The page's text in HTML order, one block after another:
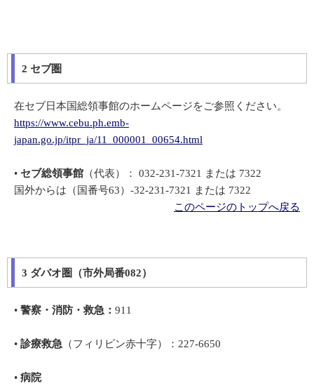
2 セブ圏
在セブ日本国総領事館のホームページをご参照ください。
https://www.cebu.ph.emb-
japan.go.jp/itpr_ja/11_000001_00654.html
• セブ総領事館 （代表）： 032-231-7321 または 7322
国外からは（国番号63）-32-231-7321 または 7322
このページのトップへ戻る
3 ダバオ圏（市外局番082）
• 警察・消防・救急： 911
• 診療救急 （フィリピン赤十字）：227-6650
• 病院